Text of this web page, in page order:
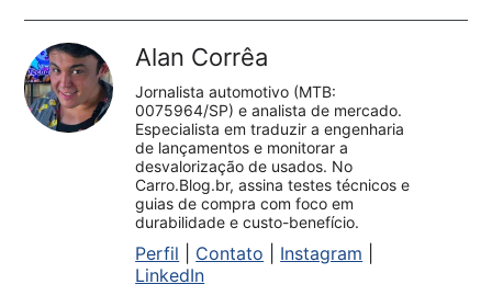
Alan Corrêa
Jornalista automotivo (MTB:
0075964/SP) e analista de mercado.
Especialista em traduzir a engenharia
de lançamentos e monitorar a
desvalorização de usados. No
Carro.Blog.br, assina testes técnicos e
guias de compra com foco em
durabilidade e custo-benefício.
Perfil Contato Instagram
LinkedIn